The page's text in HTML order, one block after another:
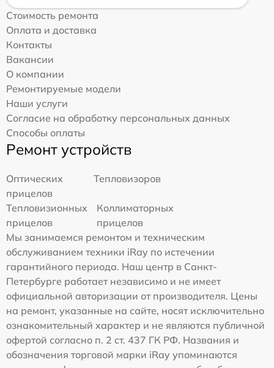
Стоимость ремонта
Оплата и доставка
Контакты
Вакансии
О компании
Ремонтируемые модели
Наши услуги
Согласие на обработку персональных данных
Способы оплаты
Ремонт устройств
Оптических
прицелов
Тепловизоров
Тепловизионных
прицелов
Коллиматорных
прицелов
Мы занимаемся ремонтом и техническим
обслуживанием техники iRay по истечении
гарантийного периода. Наш центр в Санкт-
Петербурге работает независимо и не имеет
официальной авторизации от производителя. Цены
на ремонт, указанные на сайте, носят исключительно
ознакомительный характер и не являются публичной
офертой согласно п. 2 ст. 437 ГК РФ. Названия и
обозначения торговой марки iRay упоминаются